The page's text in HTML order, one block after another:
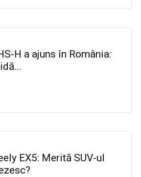
H a ajuns în România:
EX5: Merită SUV-ul